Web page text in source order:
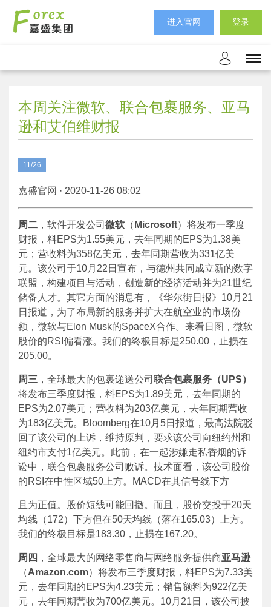
进入官网 登录
本周关注微软、联合包裹服务、亚马
逊和艾伯维财报
11/26
嘉盛官网 · 2020-11-26 08:02
周二 ，软件开发公司 微软 （ Microsoft）将发布一季度
财报，料EPS为1.55美元，去年同期的EPS为1.38美
元；营收料为358亿美元，去年同期营收为331亿美
元。该公司于10月22日宣布，与德州共同成立新的数字
联盟，构建项目与活动，创造新的经济活动并为21世纪
储备人才。其它方面的消息有，《华尔街日报》10月21
日报道，为了布局新的服务并扩大在航空业的市场份
额，微软与Elon Musk的SpaceX合作。来看日图，微软
股价的RSI偏看涨。我们的终极目标是250.00，止损在
205.00。
周三 ，全球最大的包裹递送公司 联合包裹服务（UPS）
将发布三季度财报，料EPS为1.89美元，去年同期的
EPS为2.07美元；营收料为203亿美元，去年同期营收
为183亿美元。Bloomberg在10月5日报道，最高法院驳
回了该公司的上诉，维持原判，要求该公司向纽约州和
纽约市支付1亿美元。此前，在一起涉嫌走私香烟的诉
讼中，联合包裹服务公司败诉。技术面看，该公司股价
的RSI在中性区域50上方。MACD在其信号线下方
且为正值。股价短线可能回撤。而且，股价交投于20天
均线（172）下方但在50天均线（落在165.03）上方。
我们的终极目标是183.30，止损在167.20。
周四 ，全球最大的网络零售商与网络服务提供商亚马逊
（Amazon.com）将发布三季度财报，料EPS为7.33美
元，去年同期的EPS为4.23美元；销售额料为922亿美
元，去年同期营收为700亿美元。10月21日，该公司披